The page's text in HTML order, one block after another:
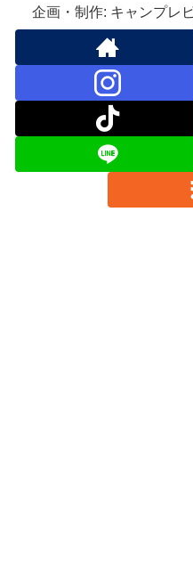
企画・制作: キャンプレ